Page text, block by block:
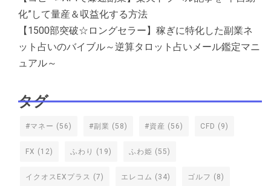
化”して量産＆収益化する方法
【1500部突破☆ロングセラー】稼ぎに特化した副業ネ
ット占いのバイブル～逆算タロット占いメール鑑定マニ
ュアル～
タグ
#マネー (56) #副業 (58) #資産 (56) CFD (9)
FX (12) ふわり (19) ふわ姫 (55)
イクオスEXプラス (7) エレコム (34) ゴルフ (8)